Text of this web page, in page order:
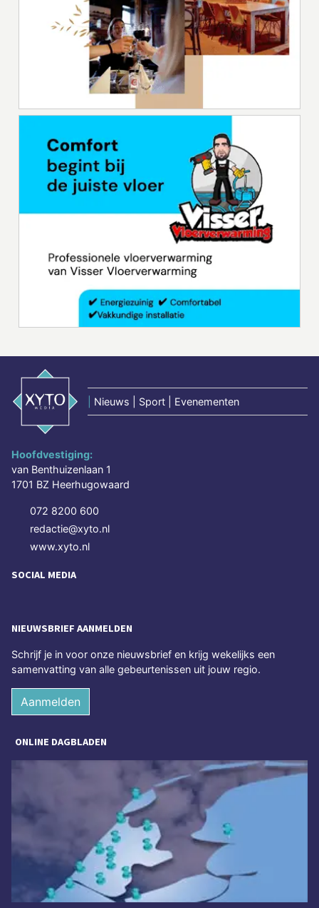
Nieuws | Sport | Evenementen
Hoofdvestiging:
van Benthuizenlaan 1
1701 BZ Heerhugowaard
072 8200 600
redactie@xyto.nl
www.xyto.nl
SOCIAL MEDIA
NIEUWSBRIEF AANMELDEN
Schrijf je in voor onze nieuwsbrief en krijg wekelijks een
samenvatting van alle gebeurtenissen uit jouw regio.
Aanmelden
ONLINE DAGBLADEN